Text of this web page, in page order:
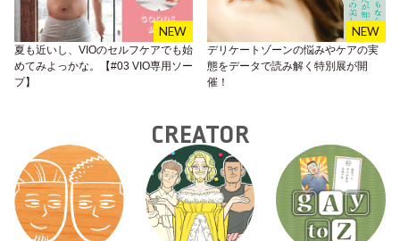
夏も近いし、VIOのセルフケアでも始
めてみよっかな。【#03 VIO専用ソー
プ】
デリケートゾーンの悩みやケアの実
態をデータで読み解く特別展が開
催！
CREATOR